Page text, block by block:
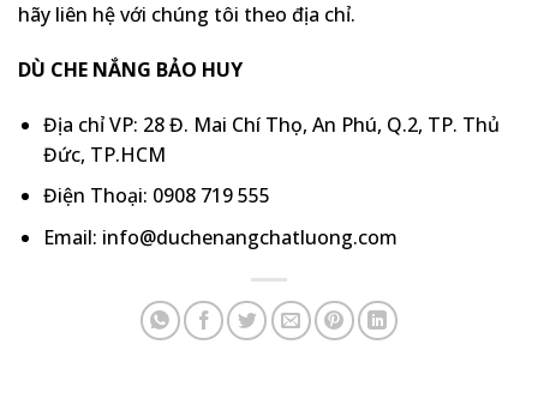
hãy liên hệ với chúng tôi theo địa chỉ.
DÙ CHE NẮNG BẢO HUY
Địa chỉ VP: 28 Đ. Mai Chí Thọ, An Phú, Q.2, TP. Thủ
Đức, TP.HCM
Điện Thoại: 0908 719 555
Email: info@duchenangchatluong.com